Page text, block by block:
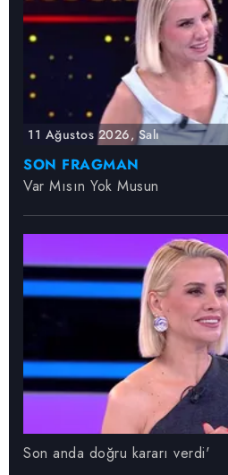
11 Ağustos 2026, Salı
SON FRAGMAN
Var Mısın Yok Musun
Son anda doğru kararı verdi'